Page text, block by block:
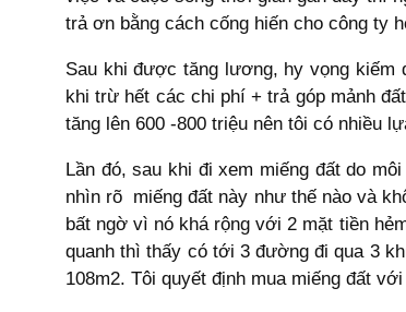
trả ơn bằng cách cống hiến cho công ty
Sau khi được tăng lương, hy vọng kiếm
khi trừ hết các chi phí + trả góp mảnh
tăng lên 600 -800 triệu nên tôi có nhiều
Lần đó, sau khi đi xem miếng đất do
nhìn rõ miếng đất này như thế nào và
bất ngờ vì nó khá rộng với 2 mặt tiền
quanh thì thấy có tới 3 đường đi qua 3
108m2. Tôi quyết định mua miếng đất